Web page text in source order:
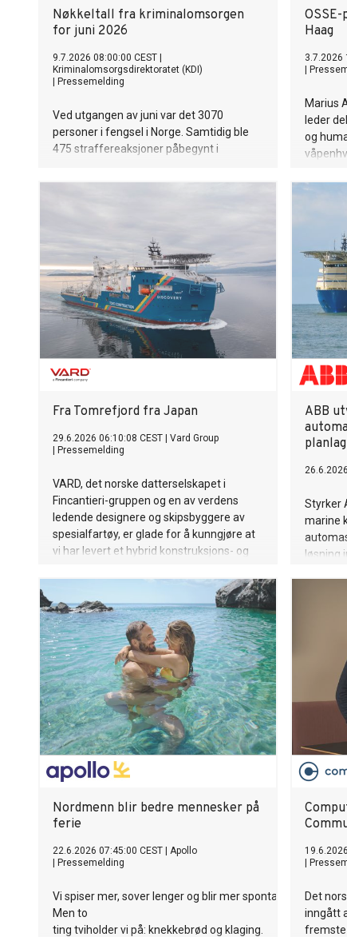
Nøkkeltall fra kriminalomsorgen
for juni 2026
9.7.2026 08:00:00 CEST
Kriminalomsorgsdirektoratet (KDI)
Pressemelding
Ved utgangen av juni var det 3070
personer i fengsel i Norge. Samtidig ble
475 straffereaksjoner påbegynt i
med elektronisk kontroll (fotlenke), mens
Haag
3.7.2026
Marius
leder
og
Fra Tomrefjord fra Japan
29.6.2026 06:10:08 CEST
Vard Group
Pressemelding
VARD, det norske datterselskapet i
Fincantieri-gruppen og en av verdens
ledende designere og skipsbyggere av
spesialfartøy, er glade for å kunngjøre at
vi har levert et hybrid konstruksjons- og
ABB
Styrker
marine
løsning
Nordmenn blir bedre mennesker på
ferie
22.6.2026 07:45:00 CEST
Apollo
Pressemelding
Vi spiser mer, sover lenger og blir mer spontane.
Men to
ting tviholder vi på: knekkebrød og klaging.
Det
inngått
fremste